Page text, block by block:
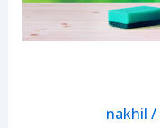
/
nakhil